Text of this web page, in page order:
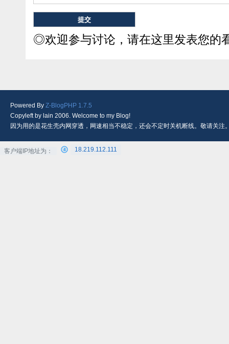
◎欢迎参与讨论，请在这里发表您的
Powered By Z-BlogPHP 1.7.5
Copyleft by lain 2006. Welcome to my Blog!
因为用的是花生壳内网穿透，网速相当不稳定，还会不定时关机断线。敬请关注
客户端IP地址为： 4 18.219.112.111